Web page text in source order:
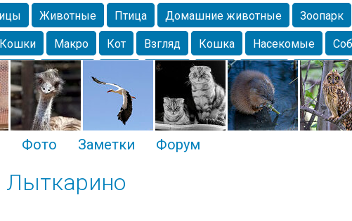
Животные Птица Домашние животные Зоопарк
Кошки Макро Кот Взгляд Кошка Насекомые
Москва Белка Зима Морда Собачка
Утки Николаев Насекомое Коты Lebert
Фото Заметки Форум